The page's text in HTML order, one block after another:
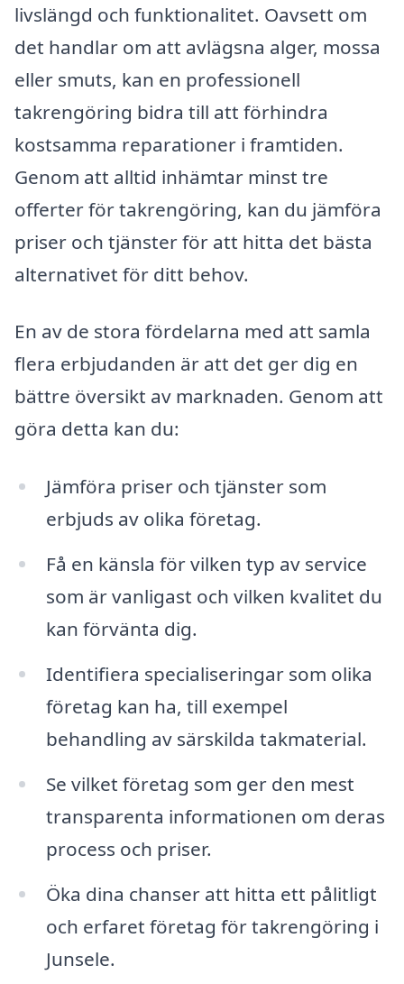
livslängd och funktionalitet. Oavsett om
det handlar om att avlägsna alger, mossa
eller smuts, kan en professionell
takrengöring bidra till att förhindra
kostsamma reparationer i framtiden.
Genom att alltid inhämtar minst tre
offerter för takrengöring, kan du jämföra
priser och tjänster för att hitta det bästa
alternativet för ditt behov.
En av de stora fördelarna med att samla
flera erbjudanden är att det ger dig en
bättre översikt av marknaden. Genom att
göra detta kan du:
Jämföra priser och tjänster som
erbjuds av olika företag.
Få en känsla för vilken typ av service
som är vanligast och vilken kvalitet du
kan förvänta dig.
Identifiera specialiseringar som olika
företag kan ha, till exempel
behandling av särskilda takmaterial.
Se vilket företag som ger den mest
transparenta informationen om deras
process och priser.
Öka dina chanser att hitta ett pålitligt
och erfaret företag för takrengöring i
Junsele.